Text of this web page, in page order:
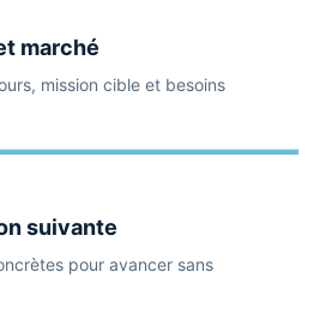
marché
mission cible et besoins
suivante
pour avancer sans